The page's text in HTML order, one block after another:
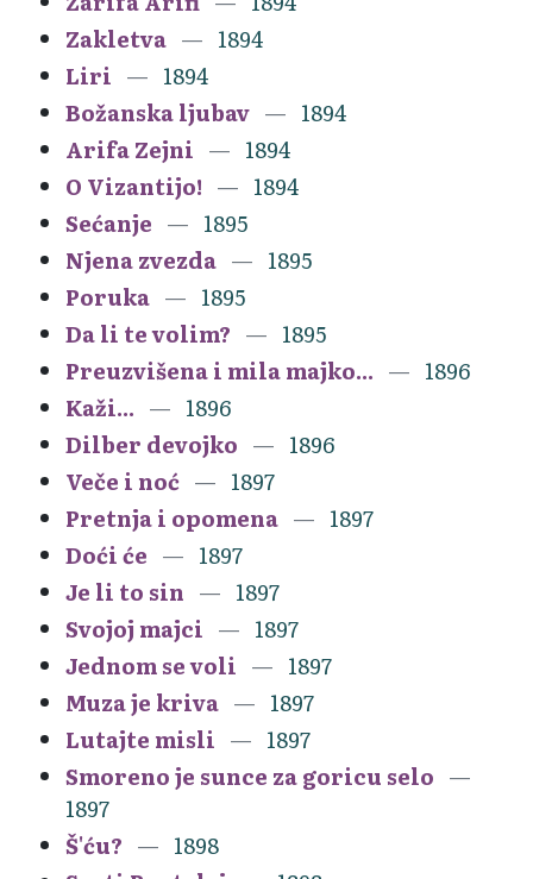
Zakletva
1894
Liri
1894
Božanska ljubav
1894
Arifa Zejni
1894
O Vizantijo!
1894
Sećanje
1895
Njena zvezda
1895
Poruka
1895
Da li te volim?
1895
Preuzvišena i mila majko...
1896
Kaži...
1896
Dilber devojko
1896
Veče i noć
1897
Pretnja i opomena
1897
Doći će
1897
Je li to sin
1897
Svojoj majci
1897
Jednom se voli
1897
Muza je kriva
1897
Lutajte misli
1897
Smoreno je sunce za goricu selo
1897
Š'ću?
1898